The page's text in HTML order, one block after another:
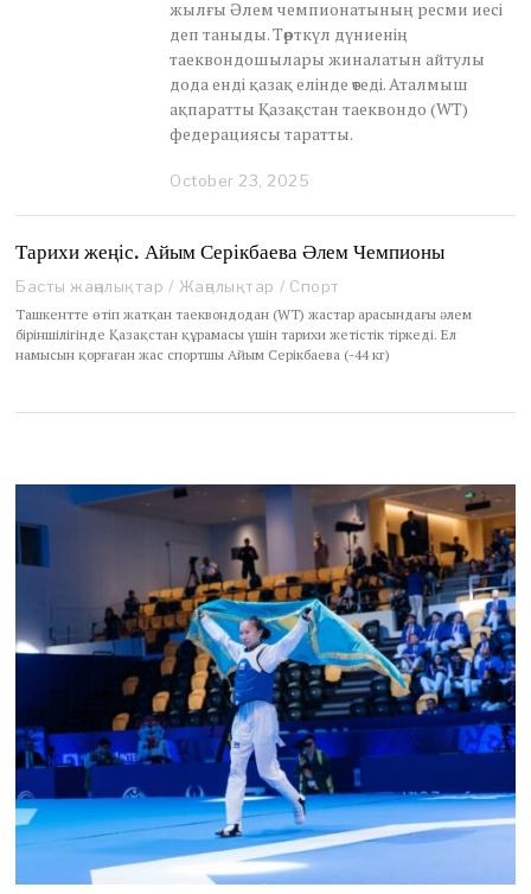
жылғы Әлем чемпионатының ресми иесі
деп таныды. Төрткүл дүниенің
таеквондошылары жиналатын айтулы
дода енді қазақ елінде өтеді. Аталмыш
ақпаратты Қазақстан таеквондо (WT)
федерациясы таратты.
October 23, 2025
o
e
r
2
3
0
Тарихи жеңіс. Айым Серікбаева Әлем Чемпионы
Басты жаңалықтар / Жаңалықтар / Спорт
Ташкентте өтіп жатқан таеквондодан (WT) жастар арасындағы әлем
біріншілігінде Қазақстан құрамасы үшін тарихи жетістік тіркеді. Ел
намысын қорғаған жас спортшы Айым Серікбаева (-44 кг)